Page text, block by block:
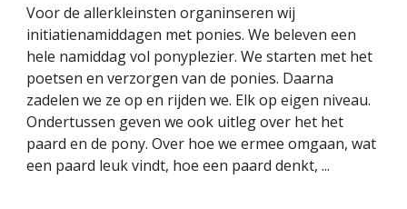
Voor de allerkleinsten organinseren wij
initiatienamiddagen met ponies. We beleven een
hele namiddag vol ponyplezier. We starten met het
poetsen en verzorgen van de ponies. Daarna
zadelen we ze op en rijden we. Elk op eigen niveau.
Ondertussen geven we ook uitleg over het het
paard en de pony. Over hoe we ermee omgaan, wat
een paard leuk vindt, hoe een paard denkt, ...